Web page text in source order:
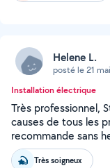
Helene L.
posté le 21
Installation électrique
Très professionnel,
causes de tous les
recommande sans
Très soigneux